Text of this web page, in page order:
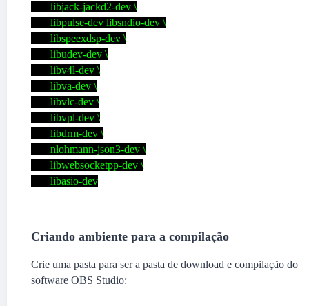
libjack-jackd2-dev \
libpulse-dev libsndio-dev \
libspeexdsp-dev \
libudev-dev \
libv4l-dev \
libva-dev \
libvlc-dev \
libvpl-dev \
libdrm-dev \
nlohmann-json3-dev \
libwebsocketpp-dev \
libasio-dev
Criando ambiente para a compilação
Crie uma pasta para ser a pasta de download e compilação do
software OBS Studio: